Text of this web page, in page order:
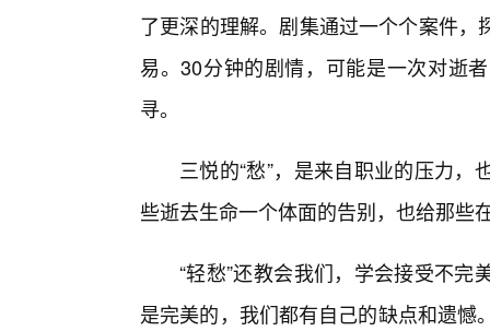
了更深的理解。剧集通过一个个案件
易。30分钟的剧情，可能是一次对逝
寻。
三悦的“愁”，是来自职业的压力
些逝去生命一个体面的告别，也给那些
“轻愁”还教会我们，学会接受不
是完美的，我们都有自己的缺点和遗